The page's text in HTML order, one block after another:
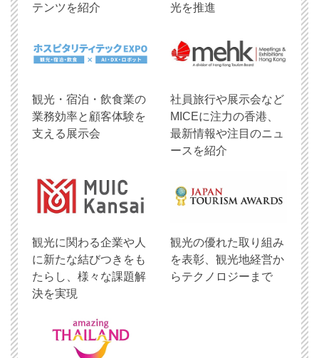
テンツを紹介
光を推進
観光・宿泊・飲食業の
業務効率と顧客体験を
支える展示会
社員旅行や展示会など
MICEに注力の香港、
最新情報や注目のニュ
ースを紹介
観光に関わる企業や人
に新たな結びつきをも
たらし、様々な課題解
決を実現
観光の優れた取り組み
を表彰、観光地経営か
らテクノロジーまで